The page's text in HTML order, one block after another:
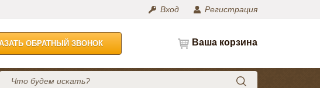
Вход Регистрация
ОБРАТНЫЙ ЗВОНОК Ваша корзина